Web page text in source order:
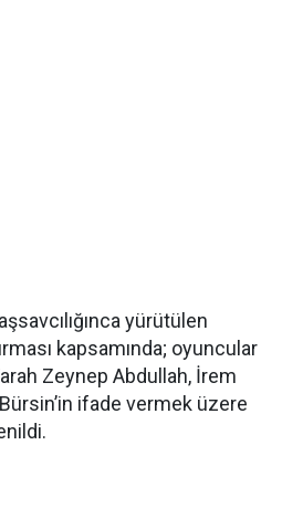
yürütülen
kapsamında; oyuncular
Zeynep Abdullah, İrem
ifade vermek üzere